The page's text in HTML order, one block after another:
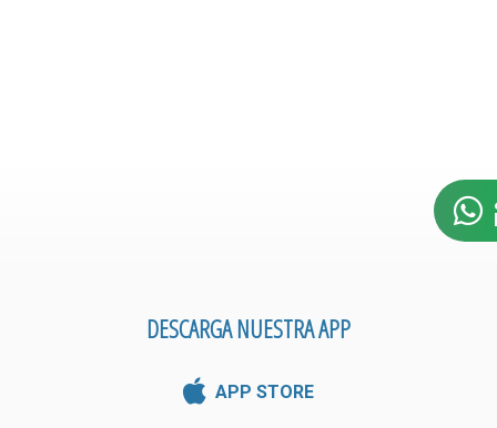
DESCARGA NUESTRA APP
APP STORE